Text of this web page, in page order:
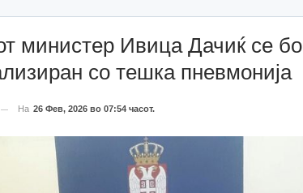
министер Ивица Дачиќ се
со тешка пневмонија
На 26 Фев, 2026 во 07:54 часот.